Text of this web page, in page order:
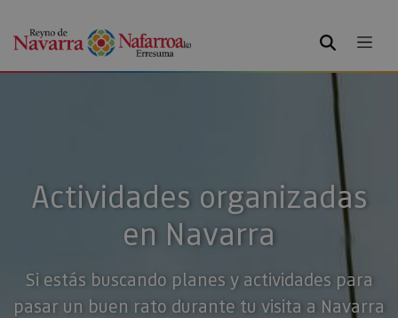
BUSCAR
Actividades organizadas
en Navarra
Si estás buscando planes y actividades para
pasar un buen rato durante tu visita a Navarra